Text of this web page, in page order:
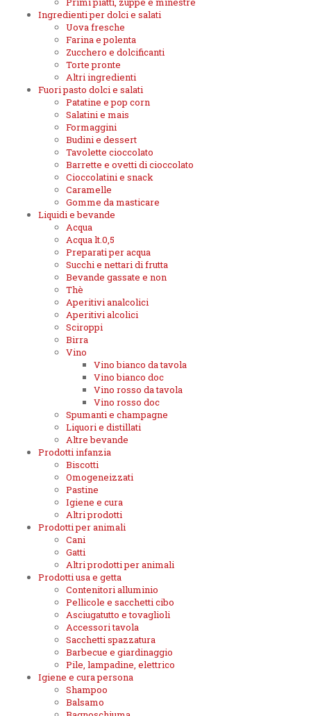
Ingredienti per dolci e salati
Uova fresche
Farina e polenta
Zucchero e dolcificanti
Torte pronte
Altri ingredienti
Fuori pasto dolci e salati
Patatine e pop corn
Salatini e mais
Formaggini
Budini e dessert
Tavolette cioccolato
Barrette e ovetti di cioccolato
Cioccolatini e snack
Caramelle
Gomme da masticare
Liquidi e bevande
Acqua
Acqua lt.0,5
Preparati per acqua
Succhi e nettari di frutta
Bevande gassate e non
Thè
Aperitivi analcolici
Aperitivi alcolici
Sciroppi
Birra
Vino
Vino bianco da tavola
Vino bianco doc
Vino rosso da tavola
Vino rosso doc
Spumanti e champagne
Liquori e distillati
Altre bevande
Prodotti infanzia
Biscotti
Omogeneizzati
Pastine
Igiene e cura
Altri prodotti
Prodotti per animali
Cani
Gatti
Altri prodotti per animali
Prodotti usa e getta
Contenitori alluminio
Pellicole e sacchetti cibo
Asciugatutto e tovaglioli
Accessori tavola
Sacchetti spazzatura
Barbecue e giardinaggio
Pile, lampadine, elettrico
Igiene e cura persona
Shampoo
Balsamo